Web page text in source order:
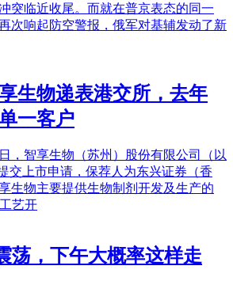
突临近收尾。而就在普京表态的同一
次响起防空警报，俄军对基辅发动了新
生物递表港交所，去年
一客户
，智享生物（苏州）股份有限公司（以
交上市申请，保荐人为东兴证券（香
生物主要提供生物制剂开发及生产的
艺开
荡，下午大概率这样走